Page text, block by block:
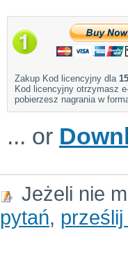
Zakup Kod licencyjny dla
Kod licencyjny otrzymasz
pobierzesz nagrania w
... or
Jeżeli nie
pytań,